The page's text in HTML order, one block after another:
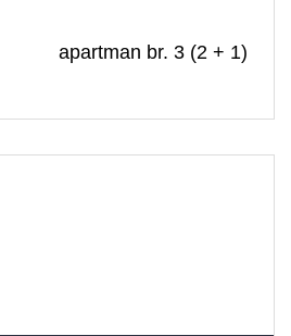
apartman br. 3 (2 + 1)